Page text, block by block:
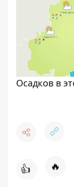
Осадков в
👍 🔥